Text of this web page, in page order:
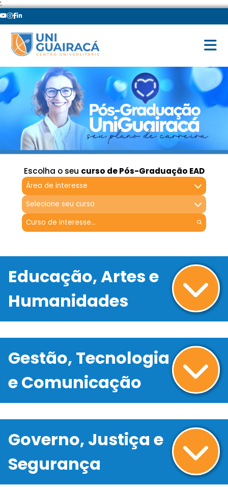
';
Escolha o seu curso de Pós-Graduação EAD
Área de interesse
Selecione seu curso
Educação, Artes e
Humanidades
Gestão, Tecnologia
e Comunicação
Governo, Justiça e
Segurança